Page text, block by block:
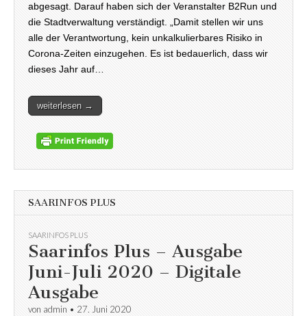
abgesagt. Darauf haben sich der Veranstalter B2Run und
die Stadtverwaltung verständigt. „Damit stellen wir uns
alle der Verantwortung, kein unkalkulierbares Risiko in
Corona-Zeiten einzugehen. Es ist bedauerlich, dass wir
dieses Jahr auf…
weiterlesen →
SAARINFOS PLUS
SAARINFOS PLUS
Saarinfos Plus – Ausgabe
Juni-Juli 2020 – Digitale
Ausgabe
von admin • 27. Juni 2020